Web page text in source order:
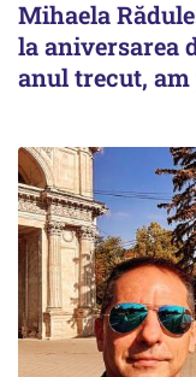
Mihaela
la aniversarea
anul trecut,